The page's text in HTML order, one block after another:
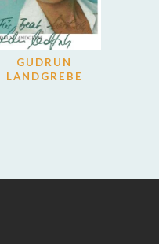
GUDRUN
LANDGREBE